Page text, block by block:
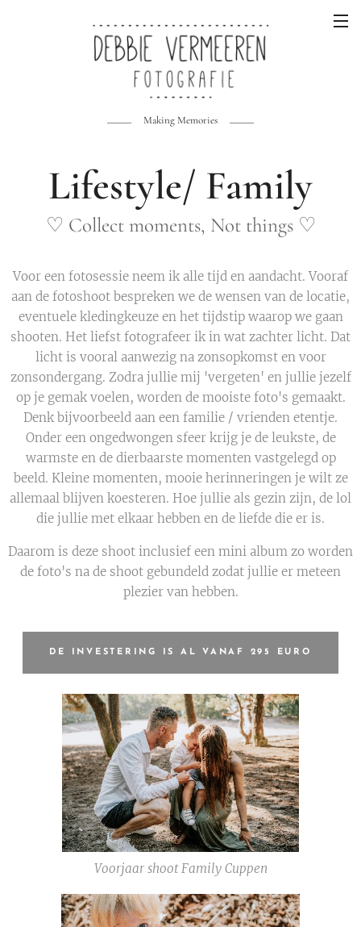
Making Memories
Lifestyle/ Family
♡ Collect moments, Not things ♡
Voor een fotosessie neem ik alle tijd en aandacht. Vooraf
aan de fotoshoot bespreken we de wensen van de locatie,
eventuele kledingkeuze en het tijdstip waarop we gaan
shooten. Het liefst fotografeer ik in wat zachter licht. Dat
licht is vooral aanwezig na zonsopkomst en voor
zonsondergang. Zodra jullie mij 'vergeten' en jullie jezelf
op je gemak voelen, worden de mooiste foto's gemaakt.
Denk bijvoorbeeld aan een familie / vrienden etentje.
Onder een ongedwongen sfeer krijg je de leukste, de
warmste en de dierbaarste momenten vastgelegd op
beeld. Kleine momenten, mooie herinneringen je wilt ze
allemaal blijven koesteren. Hoe jullie als gezin zijn, de lol
die jullie met elkaar hebben en de liefde die er is.
Daarom is deze shoot inclusief een mini album zo worden
de foto's na de shoot gebundeld zodat jullie er meteen
plezier van hebben.
DE INVESTERING IS AL VANAF 295 EURO
Voorjaar shoot Family Cuppen